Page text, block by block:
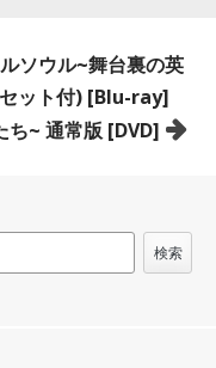
ソウル~舞台裏の英
ット付) [Blu-ray]
ち~ 通常版 [DVD]
検索